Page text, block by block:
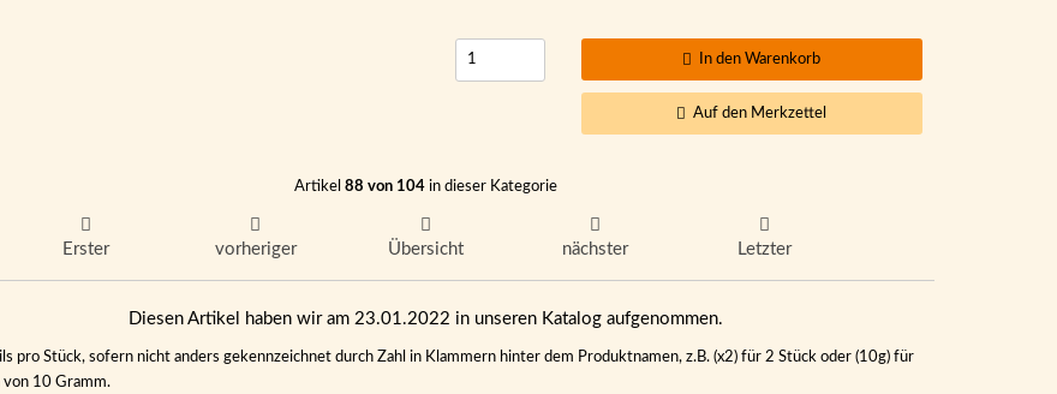
In den Warenkorb
Auf den Merkzettel
Artikel 88 von 104in dieser Kategorie
Erster vorheriger Übersicht nächster Letzter
Diesen Artikel haben wir am 23.01.2022 in unseren Katalog aufgenommen.
pro Stück, sofern nicht anders gekennzeichnet durch Zahl in Klammern hinter dem Produktnamen, z.B. (x2) für 2 Stück oder (10g) für
10 Gramm.